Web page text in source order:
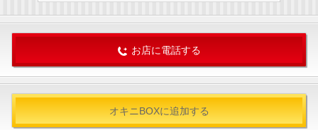
お店に電話する
オキニBOXに追加する